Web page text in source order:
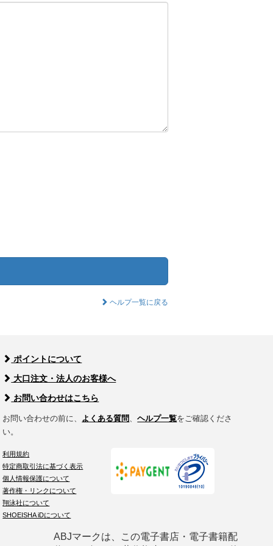
ヘルプ一覧に戻る
ポイントについて
大口注文・法人のお客様へ
お問い合わせはこちら
お問い合わせの前に、 よくある質問、ヘルプ一覧をご確認くださ
い。
利用規約
特定商取引法に基づく表示
個人情報保護について
著作権・リンクについて
翔泳社について
SHOEISHA iDについて
ABJマークは、この電子書店・電子書籍配